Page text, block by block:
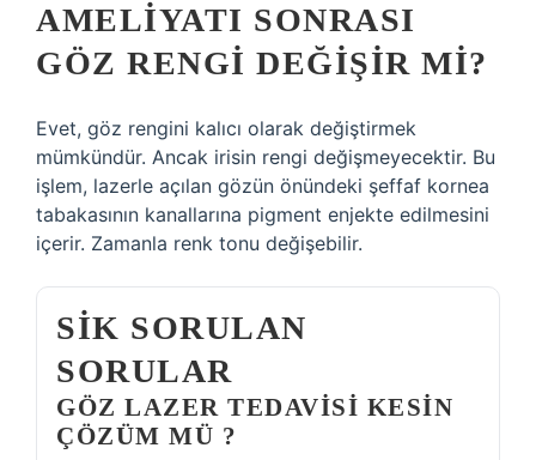
AMELIYATI SONRASI
GÖZ RENGI DEĞIŞIR MI?
Evet, göz rengini kalıcı olarak değiştirmek
mümkündür. Ancak irisin rengi değişmeyecektir. Bu
işlem, lazerle açılan gözün önündeki şeffaf kornea
tabakasının kanallarına pigment enjekte edilmesini
içerir. Zamanla renk tonu değişebilir.
SIK SORULAN
SORULAR
GÖZ LAZER TEDAVISI KESIN
ÇÖZÜM MÜ ?